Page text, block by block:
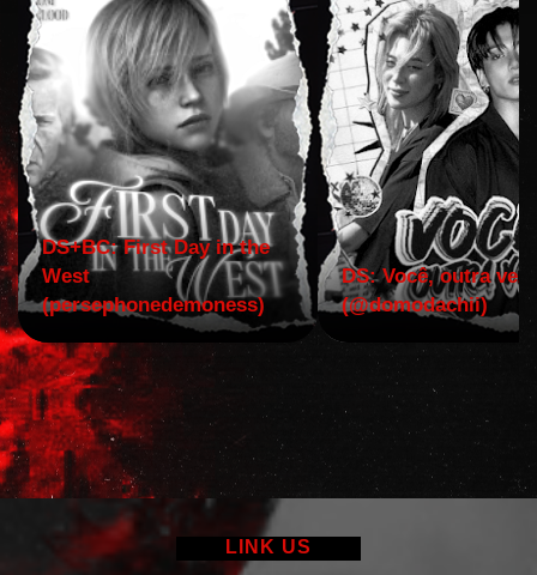
DS+BC: First Day in the
West
(persephonedemoness)
DS: Você, outra vez!
(@domodachii)
LINK US